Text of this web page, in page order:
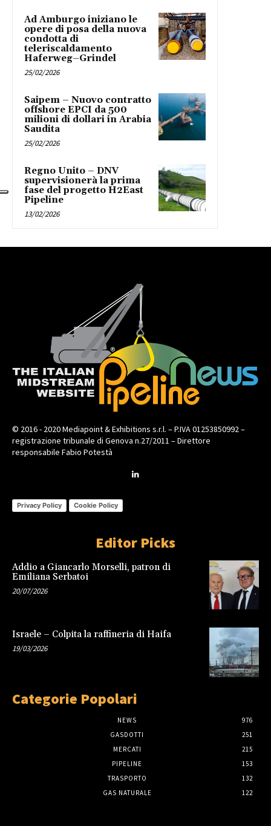
Ad Amburgo iniziano le
opere di posa della nuova
condotta di
teleriscaldamento
Haferweg–Grindel
25/02/2026
Saipem – Nuovo contratto
offshore EPCI da 500
milioni di dollari in Arabia
Saudita
25/02/2026
Regno Unito – DNV
supervisionerà la prima
fase del progetto H2East
Pipeline
13/02/2026
© 2016 - 2020 Mediapoint & Exhibitions s.r.l. – P.IVA 01253850992 –
registrazione tribunale di Genova n.27/2011 – Direttore
responsabile Fabio Potestà
Privacy Policy Cookie Policy
Editor Picks
Addio a Giancarlo Morselli, patron di
Emiliana Serbatoi
20/07/2026
Israele – Colpita la raffineria di Haifa
19/03/2026
Categorie Popolari
NEWS
976
GASDOTTI
251
MERCATI
215
PIPELINE
153
TRASPORTO
132
GAS NATURALE
122